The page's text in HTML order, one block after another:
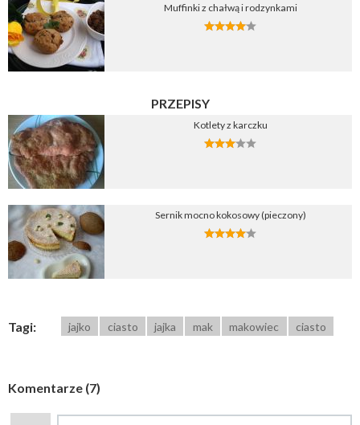
Muffinki z chałwą i rodzynkami
PRZEPISY
Kotlety z karczku
Sernik mocno kokosowy (pieczony)
Tagi: jajko ciasto jajka mak makowiec ciasto
Komentarze (7)